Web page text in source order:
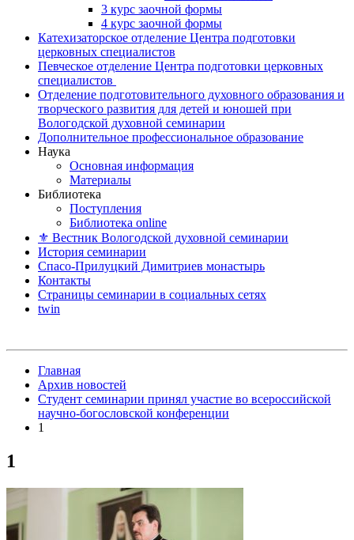
3 курс заочной формы
4 курс заочной формы
Катехизаторское отделение Центра подготовки
церковных специалистов
Певческое отделение Центра подготовки церковных
специалистов
Отделение подготовительного духовного образования и
творческого развития для детей и юношей при
Вологодской духовной семинарии
Дополнительное профессиональное образование
Наука
Основная информация
Материалы
Библиотека
Поступления
Библиотека online
⚜ Вестник Вологодской духовной семинарии
История семинарии
Спасо-Прилуцкий Димитриев монастырь
Контакты
Страницы семинарии в социальных сетях
twin
Главная
Архив новостей
Студент семинарии принял участие во всероссийской
научно-богословской конференции
1
1